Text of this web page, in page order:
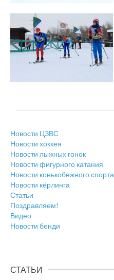
Новости ЦЗВС
Новости хоккея
Новости лыжных гонок
Новости фигурного катания
Новости конькобежного спорта
Новости кёрлинга
Статьи
Поздравляем!
Видео
Новости бенди
СТАТЬИ